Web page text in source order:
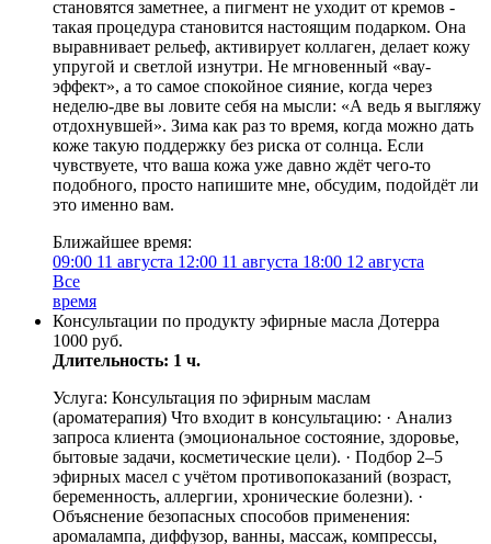
становятся заметнее, а пигмент не уходит от кремов -
такая процедура становится настоящим подарком. Она
выравнивает рельеф, активирует коллаген, делает кожу
упругой и светлой изнутри. Не мгновенный «вау-
эффект», а то самое спокойное сияние, когда через
неделю-две вы ловите себя на мысли: «А ведь я выгляжу
отдохнувшей». Зима как раз то время, когда можно дать
коже такую поддержку без риска от солнца. Если
чувствуете, что ваша кожа уже давно ждёт чего-то
подобного, просто напишите мне, обсудим, подойдёт ли
это именно вам.
Ближайшее время:
09:00 11 августа 12:00 11 августа 18:00 12 августа
Все
время
Консультации по продукту эфирные масла Дотерра
1000 руб.
Длительность: 1 ч.
Услуга: Консультация по эфирным маслам
(ароматерапия) Что входит в консультацию: · Анализ
запроса клиента (эмоциональное состояние, здоровье,
бытовые задачи, косметические цели). · Подбор 2–5
эфирных масел с учётом противопоказаний (возраст,
беременность, аллергии, хронические болезни). ·
Объяснение безопасных способов применения:
аромалампа, диффузор, ванны, массаж, компрессы,